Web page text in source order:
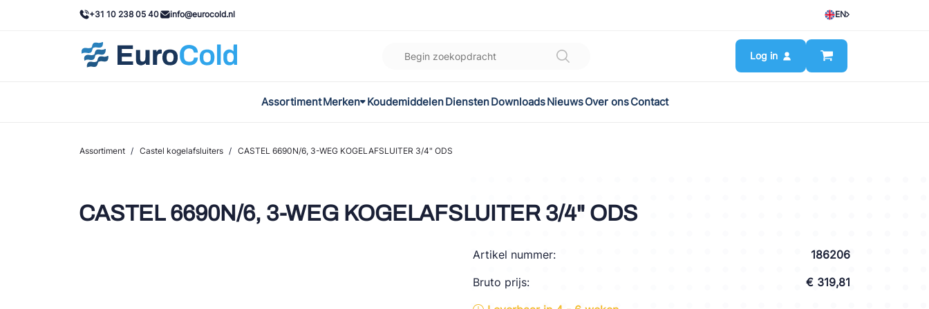
+31 10 238 05 40 info@eurocold.nl EN
Log in
AssortimentMerken
Castel
AWA
KoudemiddelenDienstenDownloadsNieuwsOver onsContact
Assortiment / Castel kogelafsluiters / CASTEL 6690N/6, 3-WEG KOGELAFSLUITER 3/4" ODS
CASTEL 6690N/6, 3-WEG KOGELAFSLUITER 3/4" ODS
Artikel nummer:
186206
Bruto prijs:
€ 319,81